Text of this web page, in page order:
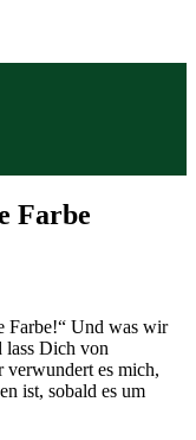
Farbe
Farbe!“ Und was wir
lass Dich von
verwundert es mich,
ist, sobald es um